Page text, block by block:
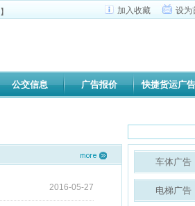
】 加入收藏 设为
公交信息 广告报价 快捷货运广告
2016-05-27
车体广告
电梯广告